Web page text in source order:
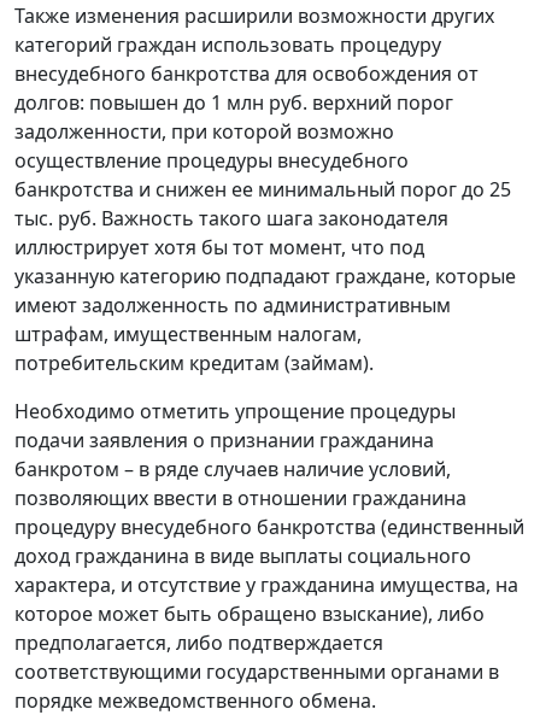
Также изменения расширили возможности других
категорий граждан использовать процедуру
внесудебного банкротства для освобождения от
долгов: повышен до 1 млн руб. верхний порог
задолженности, при которой возможно
осуществление процедуры внесудебного
банкротства и снижен ее минимальный порог до 25
тыс. руб. Важность такого шага законодателя
иллюстрирует хотя бы тот момент, что под
указанную категорию подпадают граждане, которые
имеют задолженность по административным
штрафам, имущественным налогам,
потребительским кредитам (займам).
Необходимо отметить упрощение процедуры
подачи заявления о признании гражданина
банкротом – в ряде случаев наличие условий,
позволяющих ввести в отношении гражданина
процедуру внесудебного банкротства (единственный
доход гражданина в виде выплаты социального
характера, и отсутствие у гражданина имущества, на
которое может быть обращено взыскание), либо
предполагается, либо подтверждается
соответствующими государственными органами в
порядке межведомственного обмена.